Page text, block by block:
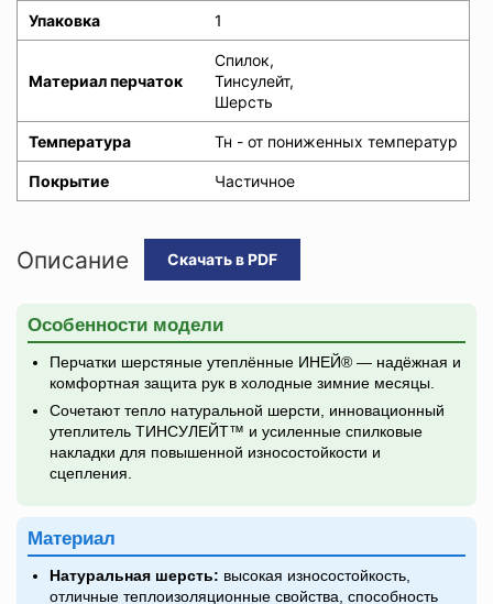
Упаковка 1
Материал перчаток
Спилок,
Тинсулейт,
Шерсть
Температура Тн - от пониженных температур
Покрытие Частичное
Описание Скачать в PDF
Особенности модели
Перчатки шерстяные утеплённые ИНЕЙ® — надёжная и
комфортная защита рук в холодные зимние месяцы.
Сочетают тепло натуральной шерсти, инновационный
утеплитель ТИНСУЛЕЙТ™ и усиленные спилковые
накладки для повышенной износостойкости и
сцепления.
Материал
Натуральная шерсть: высокая износостойкость,
отличные теплоизоляционные свойства, способность